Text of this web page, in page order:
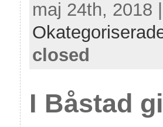
maj 24th, 2018
closed
I Båstad